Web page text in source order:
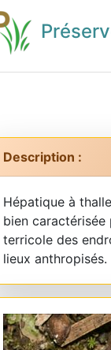
Description :
Hépatique à
bien caractérisée
terricole des
lieux anthropisés.